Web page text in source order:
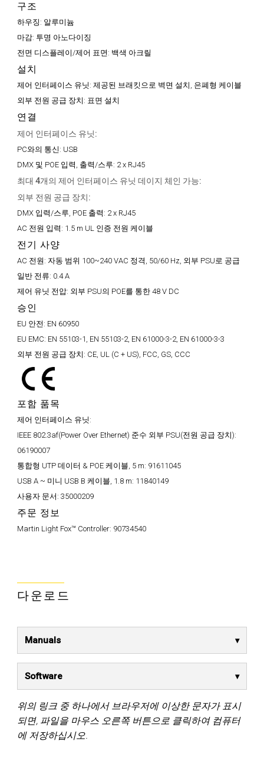
구조
하우징: 알루미늄
마감: 투명 아노다이징
전면 디스플레이/제어 표면: 백색 아크릴
설치
제어 인터페이스 유닛: 제공된 브래킷으로 벽면 설치, 은폐형 케이블
외부 전원 공급 장치: 표면 설치
연결
제어 인터페이스 유닛:
PC와의 통신: USB
DMX 및 POE 입력, 출력/스루: 2 x RJ45
최대 4개의 제어 인터페이스 유닛 데이지 체인 가능:
외부 전원 공급 장치:
DMX 입력/스루, POE 출력: 2 x RJ45
AC 전원 입력: 1.5 m UL 인증 전원 케이블
전기 사양
AC 전원: 자동 범위 100~240 VAC 정격, 50/60 Hz, 외부 PSU로 공급
일반 전류: 0.4 A
제어 유닛 전압: 외부 PSU의 POE를 통한 48 V DC
승인
EU 안전: EN 60950
EU EMC: EN 55103-1, EN 55103-2, EN 61000-3-2, EN 61000-3-3
외부 전원 공급 장치: CE, UL (C + US), FCC, GS, CCC
포함 품목
제어 인터페이스 유닛:
IEEE 802.3af(Power Over Ethernet) 준수 외부 PSU(전원 공급 장치):
06190007
통합형 UTP 데이터 & POE 케이블, 5 m: 91611045
USB A ~ 미니 USB B 케이블, 1.8 m: 11840149
사용자 문서: 35000209
주문 정보
Martin Light Fox™ Controller: 90734540
다운로드
Manuals
Software
위의 링크 중 하나에서 브라우저에 이상한 문자가 표시
되면, 파일을 마우스 오른쪽 버튼으로 클릭하여 컴퓨터
에 저장하십시오.